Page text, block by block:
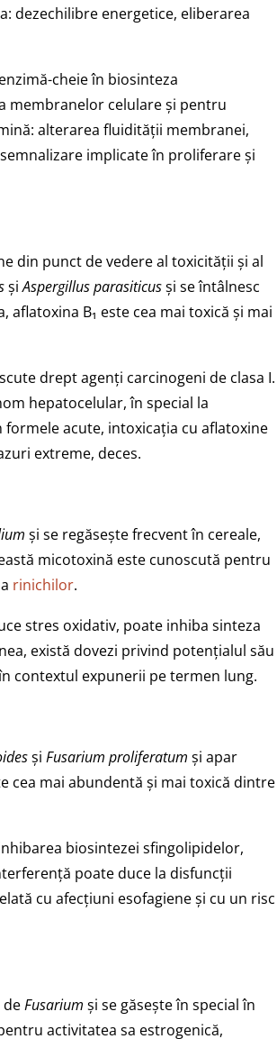
dezechilibre energetice, eliberarea
cheie în biosinteza
membranelor celulare și pentru
alterarea fluidității membranei,
implicate în proliferare și
din punct de vedere al toxicității și al
șiAspergillus parasiticusși se întâlnesc
B₁ este cea mai toxică și mai
drept agenți carcinogeni de clasa I.
hepatocelular, în special la
acute, intoxicația cu aflatoxine
extreme, deces.
și se regăsește frecvent în cereale,
micotoxină este cunoscută pentru
rinichilor.
stres oxidativ, poate inhiba sinteza
există dovezi privind potențialul său
contextul expunerii pe termen lung.
și Fusarium proliferatum și apar
cea mai abundentă și mai toxică dintre
biosintezei sfingolipidelor,
poate duce la disfuncții
cu afecțiuni esofagiene și cu un risc
deFusarium și se găsește în special în
activitatea sa estrogenică,